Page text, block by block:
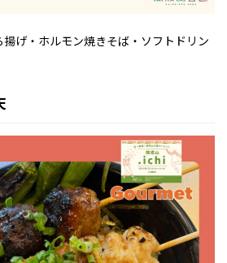
げ・ホルモン焼きそば・ソフトドリン